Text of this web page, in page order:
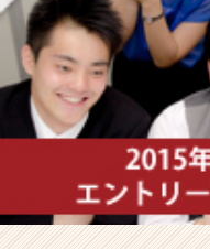
テ
ィ
ー
タ
イ
ム
ラ
イ
ン】